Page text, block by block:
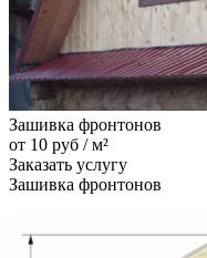
Зашивка фронтонов
от 10 руб / м²
Заказать услугу
Зашивка фронтонов